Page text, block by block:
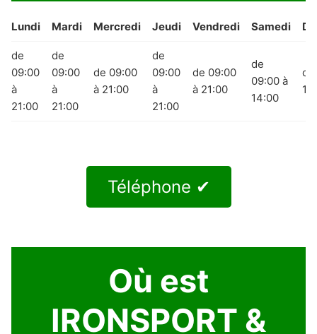
Lundi Mardi Mercredi Jeudi Vendredi Samedi
de
09:00
à
21:00
de
09:00
à
21:00
de 09:00
à 21:00
de
09:00
à
21:00
de 09:00
à 21:00
de
09:00 à
14:00
de
Téléphone ✔
Où est
IRONSPORT &